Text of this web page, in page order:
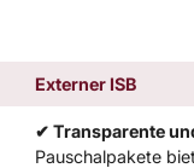
Externer ISB
✔ Transparente
Pauschalpakete